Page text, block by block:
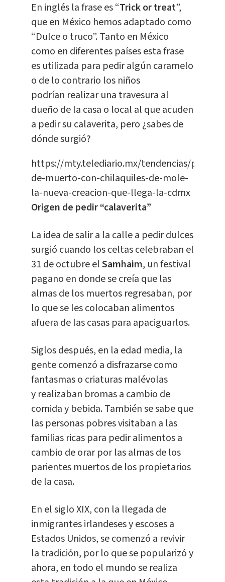
En inglés la frase es “Trick or treat”,
que en México hemos adaptado como
“Dulce o truco”. Tanto en México
como en diferentes países esta frase
es utilizada para pedir algún caramelo
o de lo contrario los niños
podrían realizar una travesura al
dueño de la casa o local al que acuden
a pedir su calaverita, pero ¿sabes de
dónde surgió?
https://mty.telediario.mx/tendencias/pan-
de-muerto-con-chilaquiles-de-mole-
la-nueva-creacion-que-llega-la-cdmx
Origen de pedir “calaverita”
La idea de salir a la calle a pedir dulces
surgió cuando los celtas celebraban el
31 de octubre elSamhaim, un festival
pagano en donde se creía que las
almas de los muertos regresaban, por
lo que se les colocaban alimentos
afuera de las casas para apaciguarlos.
Siglos después, en la edad media, la
gente comenzó a disfrazarse como
fantasmas o criaturas malévolas
y realizaban bromas a cambio de
comida y bebida. También se sabe que
las personas pobres visitaban a las
familias ricas para pedir alimentos a
cambio de orar por las almas de los
parientes muertos de los propietarios
de la casa.
En el siglo XIX, con la llegada de
inmigrantes irlandeses y escoses a
Estados Unidos, se comenzó a revivir
la tradición, por lo que se popularizó y
ahora, en todo el mundo se realiza